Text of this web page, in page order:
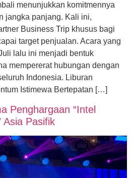
menunjukkan komitmennya
jangka panjang. Kali ini,
Business Trip khusus bagi
target penjualan. Acara yang
lalu ini menjadi bentuk
mempererat hubungan dengan
Indonesia. Liburan
Istimewa Bertepatan […]
Penghargaan “Intel
Asia Pasifik